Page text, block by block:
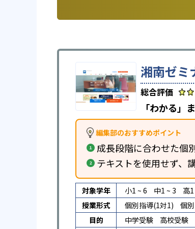
湘南ゼミ
「わかる」
編集部のおすすめポイント
成長段階に合わせた個
テキストを使用せず、
対象学年 小1 ~ 6 中1 ~ 3
高
授業形式
個別指導(1対1) 個
目的
中学受験 高校受験